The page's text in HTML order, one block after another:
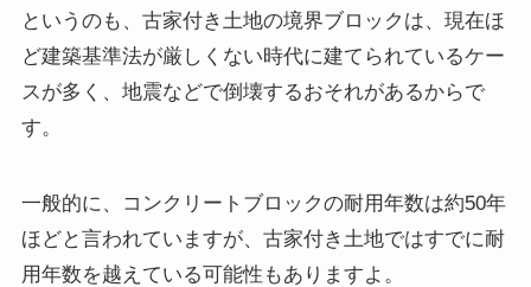
というのも、古家付き土地の境界ブロックは、現在ほ
ど建築基準法が厳しくない時代に建てられているケー
スが多く、地震などで倒壊するおそれがあるからで
す。
一般的に、コンクリートブロックの耐用年数は約50年
ほどと言われていますが、古家付き土地ではすでに耐
用年数を越えている可能性もありますよ。